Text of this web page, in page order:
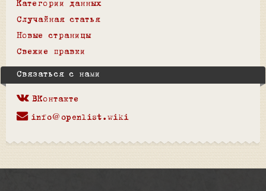
Категории данных
Случайная статья
Новые страницы
Свежие правки
Связаться с нами
ВКонтакте
info@openlist.wiki